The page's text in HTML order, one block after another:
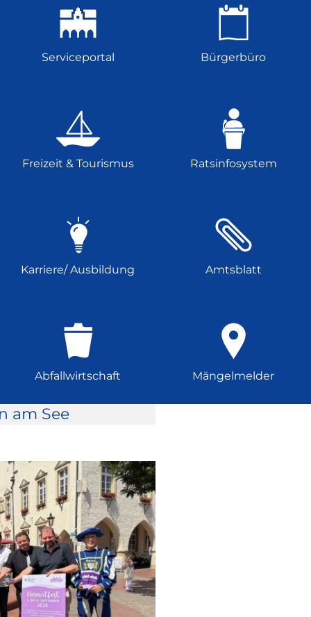
Serviceportal Bürgerbüro
Freizeit & Tourismus Ratsinfosystem
Karriere/ Ausbildung Amtsblatt
Abfallwirtschaft Mängelmelder
am See